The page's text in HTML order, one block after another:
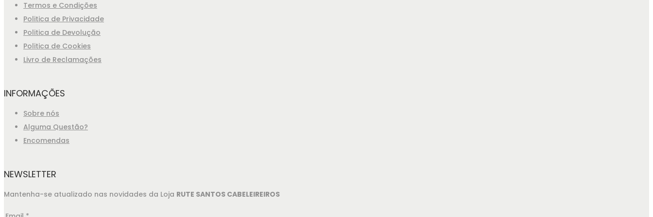
Termos e Condições
Politica de Privacidade
Politica de Devolução
Politica de Cookies
Livro de Reclamações
INFORMAÇÕES
Sobre nós
Alguma Questão?
Encomendas
NEWSLETTER
Mantenha-se atualizado nas novidades da Loja RUTE SANTOS CABELEIREIROS